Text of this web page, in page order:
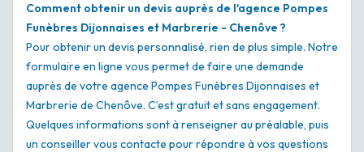
Comment obtenir un devis auprès de l'agence Pompes
Funèbres Dijonnaises et Marbrerie - Chenôve ?
Pour obtenir un devis personnalisé, rien de plus simple. Notre
formulaire en ligne vous permet de faire une demande
auprès de votre agence Pompes Funèbres Dijonnaises et
Marbrerie de Chenôve. C’est gratuit et sans engagement.
Quelques informations sont à renseigner au préalable, puis
un conseiller vous contacte pour répondre à vos questions